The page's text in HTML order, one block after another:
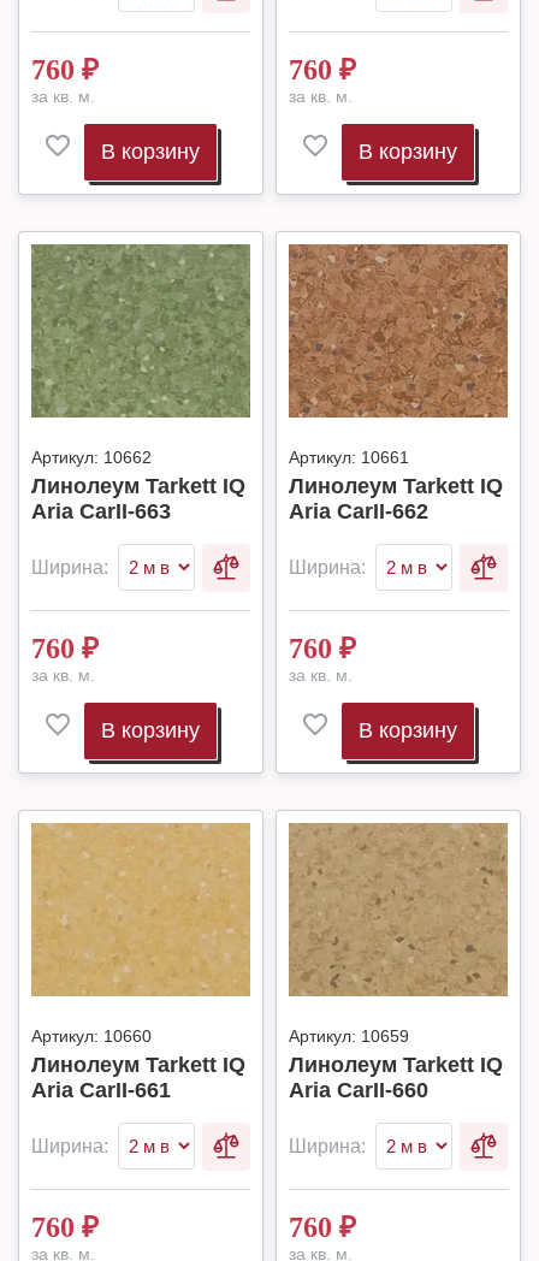
760 ₽
за кв. м.
В корзину
760 ₽
за кв. м.
В корзину
Артикул: 10662
Линолеум Tarkett IQ
Aria CarII-663
Ширина:
760 ₽
за кв. м.
В корзину
Артикул: 10661
Линолеум Tarkett IQ
Aria CarII-662
Ширина:
760 ₽
за кв. м.
В корзину
Артикул: 10660
Линолеум Tarkett IQ
Aria CarII-661
Ширина:
760 ₽
за кв. м.
Артикул: 10659
Линолеум Tarkett IQ
Aria CarII-660
Ширина:
760 ₽
за кв. м.